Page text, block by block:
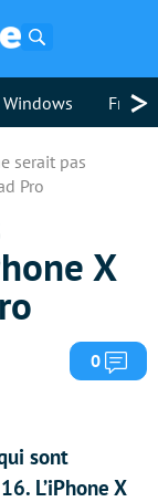
Windows >
serait pas
Pro
X
0
sont
L’iPhone X